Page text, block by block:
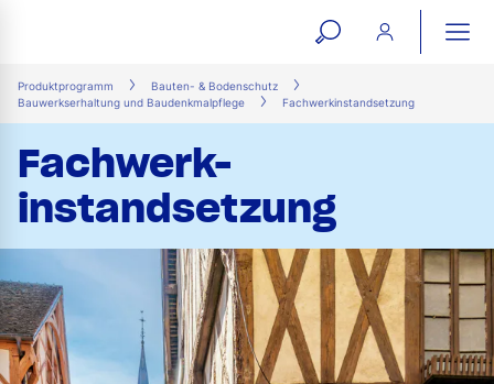
open
form
Produktprogramm
Bauten- & Bodenschutz
Bauwerkserhaltung und Baudenkmalpflege
Fachwerkinstandsetzung
Fachwerk-
instandsetzung